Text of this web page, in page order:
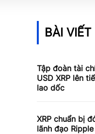
BÀI
Tập đoàn tài
USD XRP lên
lao dốc
XRP chuẩn bị
lãnh đạo